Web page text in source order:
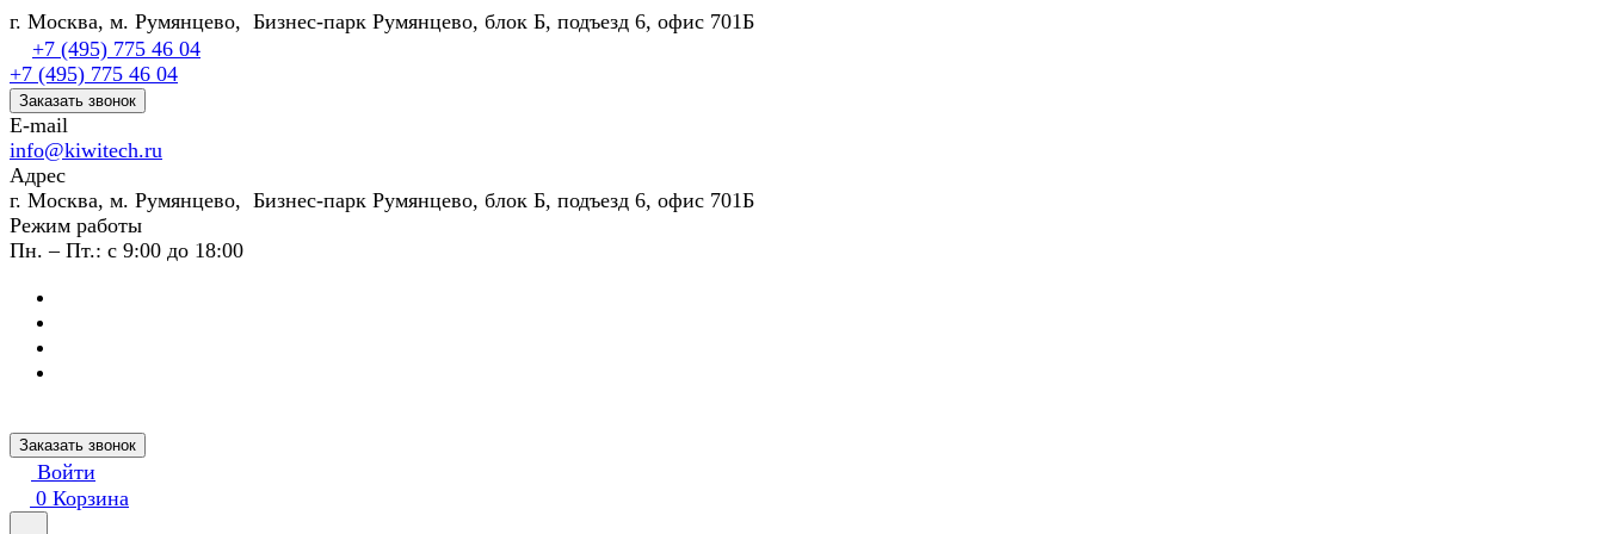
г. Москва, м. Румянцево, Бизнес-парк Румянцево, блок Б, подъезд 6, офис 701Б
+7 (495) 775 46 04
+7 (495) 775 46 04
Заказать звонок
E-mail
info@kiwitech.ru
Адрес
г. Москва, м. Румянцево, Бизнес-парк Румянцево, блок Б, подъезд 6, офис 701Б
Режим работы
Пн. – Пт.: с 9:00 до 18:00
Заказать звонок
Войти
0 Корзина